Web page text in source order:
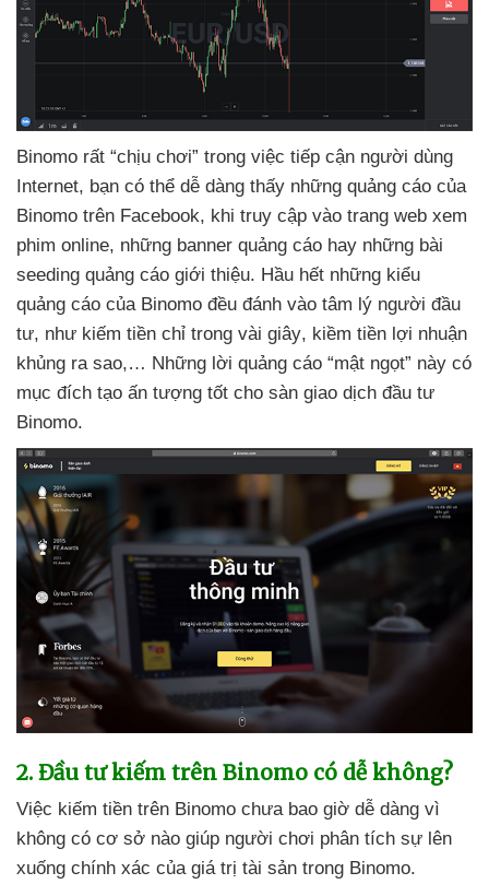
Binomo rất “chịu chơi” trong việc tiếp cận người dùng
Internet, bạn có thể dễ dàng thấy những quảng cáo của
Binomo trên Facebook, khi truy cập vào trang web xem
phim online, những banner quảng cáo hay những bài
seeding quảng cáo giới thiệu. Hầu hết những kiểu
quảng cáo của Binomo đều đánh vào tâm lý người đầu
tư, như kiếm tiền chỉ trong vài giây, kiềm tiền lợi nhuận
khủng ra sao,… Những lời quảng cáo “mật ngọt” này có
mục đích tạo ấn tượng tốt cho sàn giao dịch đầu tư
Binomo.
2. Đầu tư kiếm trên Binomo có dễ không?
Việc kiếm tiền trên Binomo chưa bao giờ dễ dàng vì
không có cơ sở nào giúp người chơi phân tích sự lên
xuống chính xác của giá trị tài sản trong Binomo.